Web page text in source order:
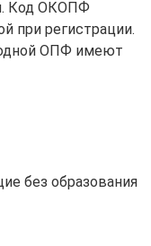
Код ОКОПФ
при регистрации.
одной ОПФ имеют
без образования